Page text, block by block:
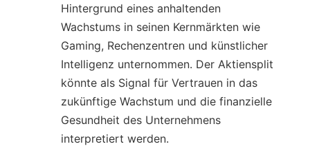
Hintergrund eines anhaltenden
Wachstums in seinen Kernmärkten wie
Gaming, Rechenzentren und künstlicher
Intelligenz unternommen. Der Aktiensplit
könnte als Signal für Vertrauen in das
zukünftige Wachstum und die finanzielle
Gesundheit des Unternehmens
interpretiert werden.